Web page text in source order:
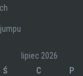
lipiec 2026
Ś C P